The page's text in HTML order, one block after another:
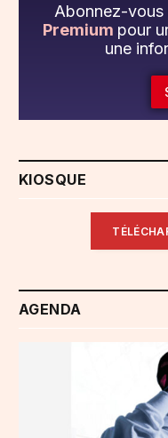
Abonnez-vous
Premium pour
une
KIOSQUE
AGENDA